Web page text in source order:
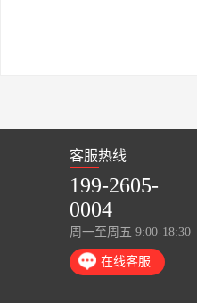
客服热线
199-2605-
0004
周一至周五 9:00-18:30
在线客服